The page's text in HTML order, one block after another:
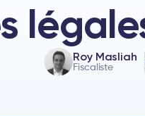
Roy Masliah
Fiscaliste